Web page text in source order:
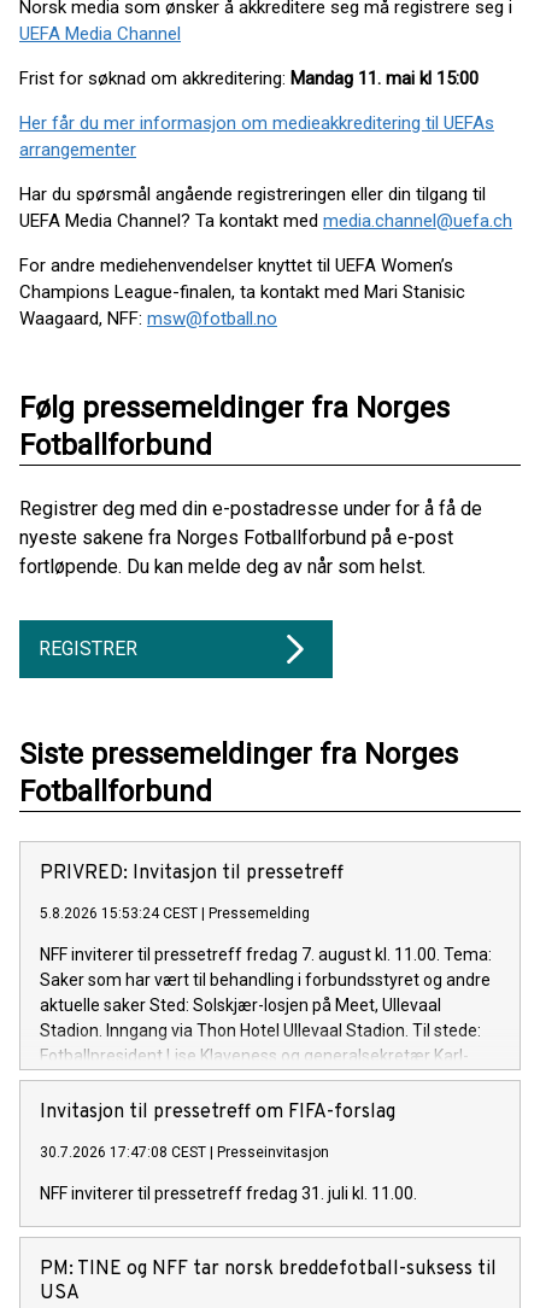
Norsk media som ønsker å akkreditere seg må registrere seg i
UEFA Media Channel
Frist for søknad om akkreditering: Mandag 11. mai kl 15:00
Her får du mer informasjon om medieakkreditering til UEFAs
arrangementer
Har du spørsmål angående registreringen eller din tilgang til
UEFA Media Channel? Ta kontakt med media.channel@uefa.ch
For andre mediehenvendelser knyttet til UEFA Women’s
Champions League-finalen, ta kontakt med Mari Stanisic
Waagaard, NFF: msw@fotball.no
Følg pressemeldinger fra Norges
Fotballforbund
Registrer deg med din e-postadresse under for å få de
nyeste sakene fra Norges Fotballforbund på e-post
fortløpende. Du kan melde deg av når som helst.
REGISTRER
Siste pressemeldinger fra Norges
Fotballforbund
PRIVRED: Invitasjon til pressetreff
5.8.2026 15:53:24 CEST Pressemelding
NFF inviterer til pressetreff fredag 7. august kl. 11.00. Tema:
Saker som har vært til behandling i forbundsstyret og andre
aktuelle saker Sted: Solskjær-losjen på Meet, Ullevaal
Stadion. Inngang via Thon Hotel Ullevaal Stadion. Til stede:
Fotballpresident Lise Klaveness og generalsekretær Karl-
Petter Løken Velkommen! NFF er informert om at NTB vil
tilby stream av pressekonferansen. Seansen vil i tillegg bli
Invitasjon til pressetreff om FIFA-forslag
30.7.2026 17:47:08 CEST Presseinvitasjon
NFF inviterer til pressetreff fredag 31. juli kl. 11.00.
PM: TINE og NFF tar norsk breddefotball-suksess til
USA